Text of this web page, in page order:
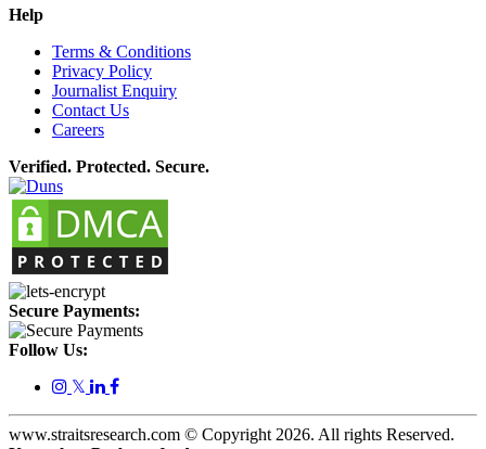
Help
Terms & Conditions
Privacy Policy
Journalist Enquiry
Contact Us
Careers
Verified. Protected. Secure.
Secure Payments:
Follow Us:
𝕏
www.straitsresearch.com © Copyright 2026. All rights Reserved.